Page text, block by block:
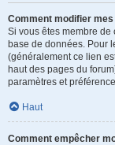
Comment modifier
Si vous êtes membre de
base de données. Pour
(généralement ce lien
haut des pages du
paramètres et
Haut
Comment empêcher